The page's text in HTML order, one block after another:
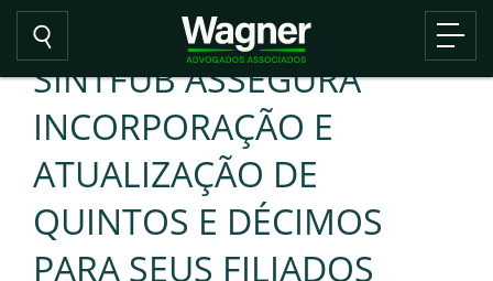
SINTFUB ASSEGURA
INCORPORAÇÃO E
ATUALIZAÇÃO DE
QUINTOS E DÉCIMOS
PARA SEUS FILIADOS